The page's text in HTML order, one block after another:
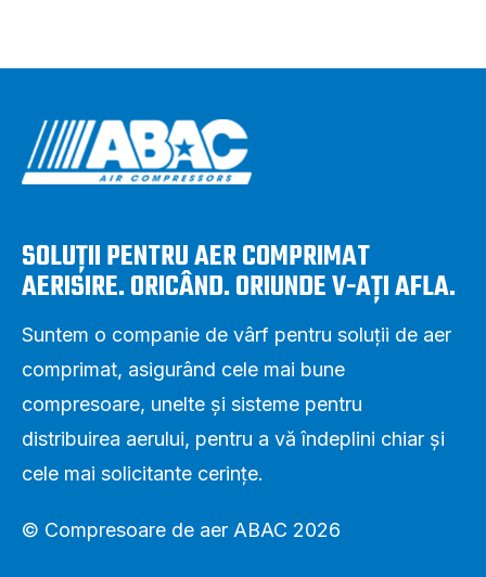
SOLUȚII PENTRU AER COMPRIMAT
AERISIRE. ORICÂND. ORIUNDE V-AȚI AFLA.
Suntem o companie de vârf pentru soluții de aer
comprimat, asigurând cele mai bune
compresoare, unelte și sisteme pentru
distribuirea aerului, pentru a vă îndeplini chiar și
cele mai solicitante cerințe.
© Compresoare de aer ABAC 2026